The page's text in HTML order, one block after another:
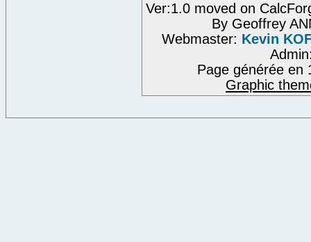
Ver:1.0 moved on
By Geoffrey
Webmaster: Kevin
Page générée en
Graphic